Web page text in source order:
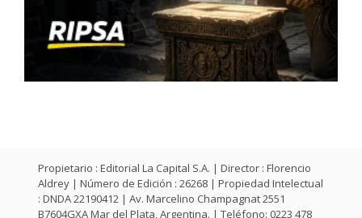
Propietario : Editorial La Capital S.A. | Director : Florencio
Aldrey | Número de Edición : 26268 | Propiedad Intelectual
: DNDA 22190412 | Av. Marcelino Champagnat 2551
B7604GXA Mar del Plata, Argentina. | Teléfono: 0223 478